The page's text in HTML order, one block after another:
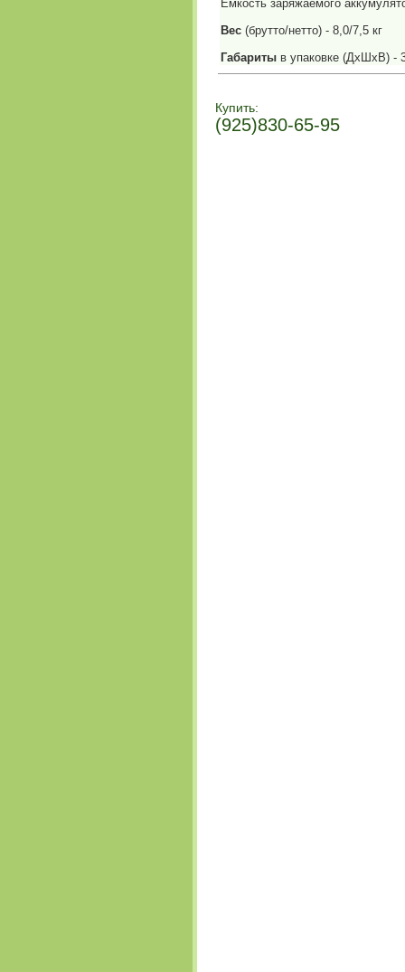
Емкость заряжаемого
Вес (брутто/нетто) - 8,0/7,5 кг
Габариты в упаковке (ДхШхВ) -
Купить:
(925)830-65-95